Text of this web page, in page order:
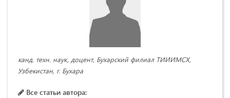
канд. техн. наук, доцент, Бухарский филиал ТИИИМСХ,
Узбекистан, г. Бухара
Все статьи автора: